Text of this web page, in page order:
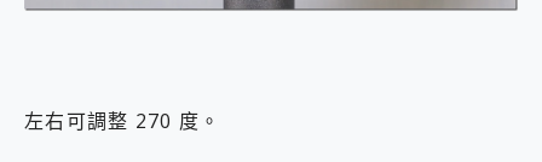
左右可調整 270 度。